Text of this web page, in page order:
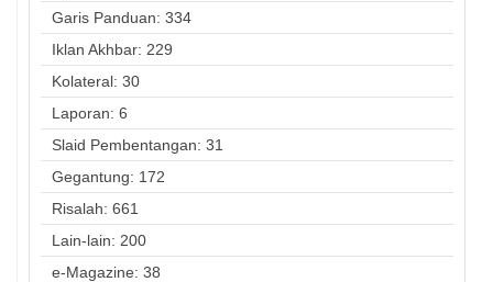
Garis Panduan: 334
Iklan Akhbar: 229
Kolateral: 30
Laporan: 6
Slaid Pembentangan: 31
Gegantung: 172
Risalah: 661
Lain-lain: 200
e-Magazine: 38